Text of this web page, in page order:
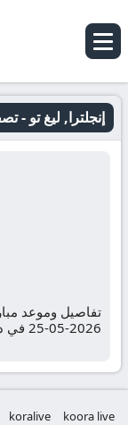
إنجلترا, ليغ تو -
تفاصيل وموعد
2026-05-25 في دوري إنجلترا, ليغ تو – تصفيات الصعود
koora live
koralive